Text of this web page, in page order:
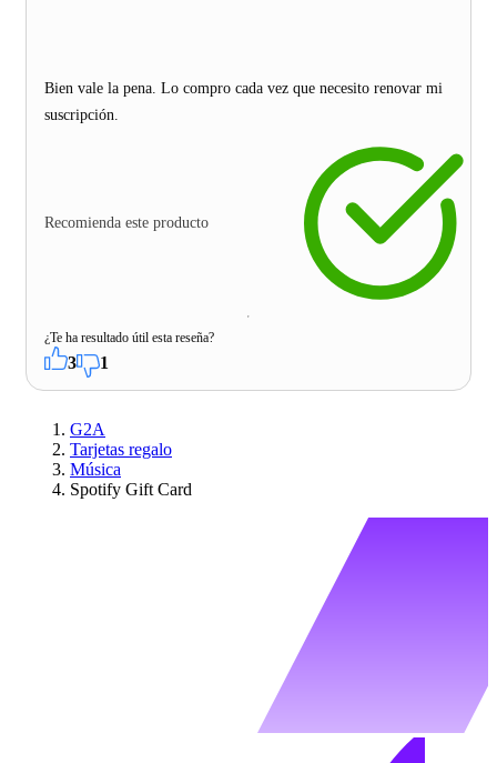
Bien vale la pena. Lo compro cada vez que necesito renovar mi
suscripción.
Recomienda este producto
¿Te ha resultado útil esta reseña?
3 1
G2A
Tarjetas regalo
Música
Spotify Gift Card